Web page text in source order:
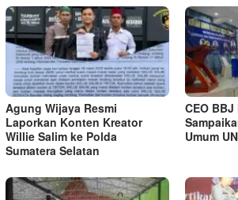
Agung Wijaya Resmi
Laporkan Konten Kreator
Willie Salim ke Polda
Sumatera Selatan
CEO
Umum